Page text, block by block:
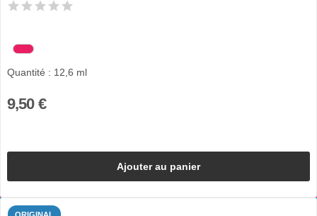
Quantité : 12,6 ml
9,50 €
Ajouter au panier